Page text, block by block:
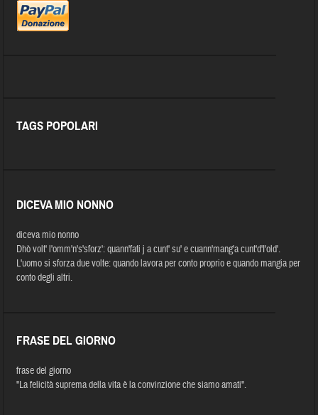
TAGS POPOLARI
DICEVA MIO NONNO
diceva mio nonno
Dhò volt' l'omm'n's'sforz': quann'fati j a cunt' su' e cuann'mang'a cunt'd'I'old'.
L'uomo si sforza due volte: quando lavora per conto proprio e quando mangia per
conto degli altri.
FRASE DEL GIORNO
frase del giorno
"La felicità suprema della vita è la convinzione che siamo amati".